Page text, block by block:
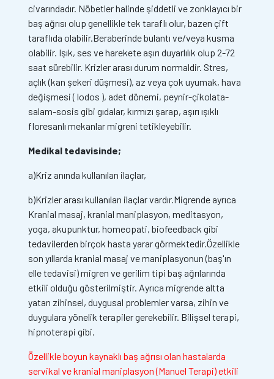
civarındadır. Nöbetler halinde şiddetli ve zonklayıcı bir
baş ağrısı olup genellikle tek taraflı olur, bazen çift
taraflıda olabilir.Beraberinde bulantı ve/veya kusma
olabilir. Işık, ses ve harekete aşırı duyarlılık olup 2-72
saat sürebilir. Krizler arası durum normaldir. Stres,
açlık (kan şekeri düşmesi), az veya çok uyumak, hava
değişmesi ( lodos ), adet dönemi, peynir-çikolata-
salam-sosis gibi gıdalar, kırmızı şarap, aşırı ışıklı
floresanlı mekanlar migreni tetikleyebilir.
Medikal tedavisinde;
a)Kriz anında kullanılan ilaçlar,
b)Krizler arası kullanılan ilaçlar vardır.Migrende ayrıca
Kranial masaj, kranial maniplasyon, meditasyon,
yoga, akupunktur, homeopati, biofeedback gibi
tedavilerden birçok hasta yarar görmektedir.Özellikle
son yıllarda kranial masaj ve maniplasyonun (baş'ın
elle tedavisi) migren ve gerilim tipi baş ağrılarında
etkili olduğu gösterilmiştir. Ayrıca migrende altta
yatan zihinsel, duygusal problemler varsa, zihin ve
duygulara yönelik terapiler gerekebilir. Bilişsel terapi,
hipnoterapi gibi.
Özellikle boyun kaynaklı baş ağrısı olan hastalarda
servikal ve kranial maniplasyon (Manuel Terapi) etkili